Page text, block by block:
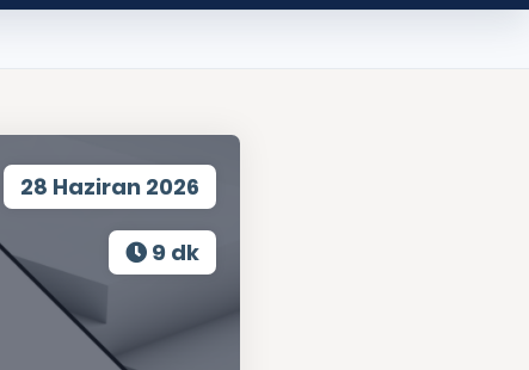
28 Haziran 2026
9 dk